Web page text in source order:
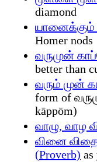
diamond
யானைக்கும்
Homer nods
வருமுன்
better than
வரும் முன்
form of
kāppōm)
வாழு, வாழ
வினை
(Proverb) as